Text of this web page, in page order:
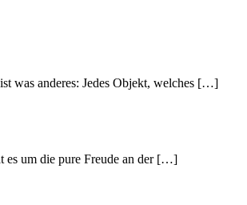
was anderes: Jedes Objekt, welches […]
es um die pure Freude an der […]